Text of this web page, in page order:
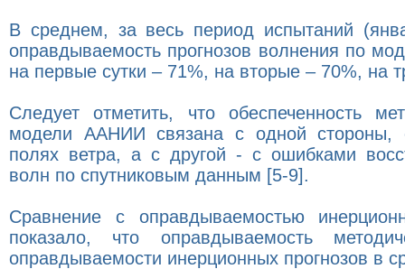
В среднем, за весь период испытаний
оправдываемость прогнозов волнения по
на первые сутки – 71%, на вторые – 70%, на
Следует отметить, что обеспеченность
модели ААНИИ связана с одной стороны,
полях ветра, а с другой - с ошибками
волн по спутниковым данным [5-9].
Сравнение с оправдываемостью
показало, что оправдываемость
оправдываемости инерционных прогнозов в